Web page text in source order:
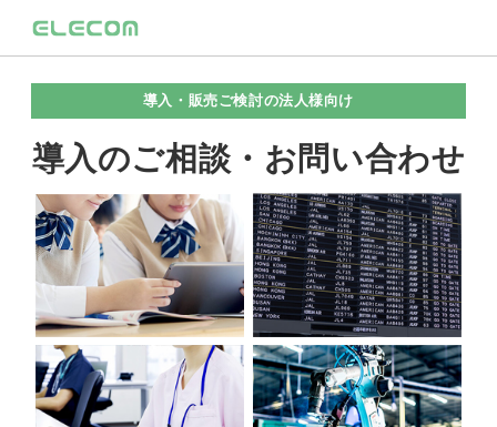
導入・販売ご検討の法人様向け
導入のご相談・お問い合わせ